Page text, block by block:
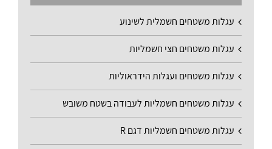
עגלות משטחים חשמלית לשינוע
עגלות משטחים חצי חשמליות
עגלות משטחים ועגלות הידראוליות
עגלות משטחים חשמליות לעבודה בשטח משובש
עגלות משטחים חשמליות דגם R